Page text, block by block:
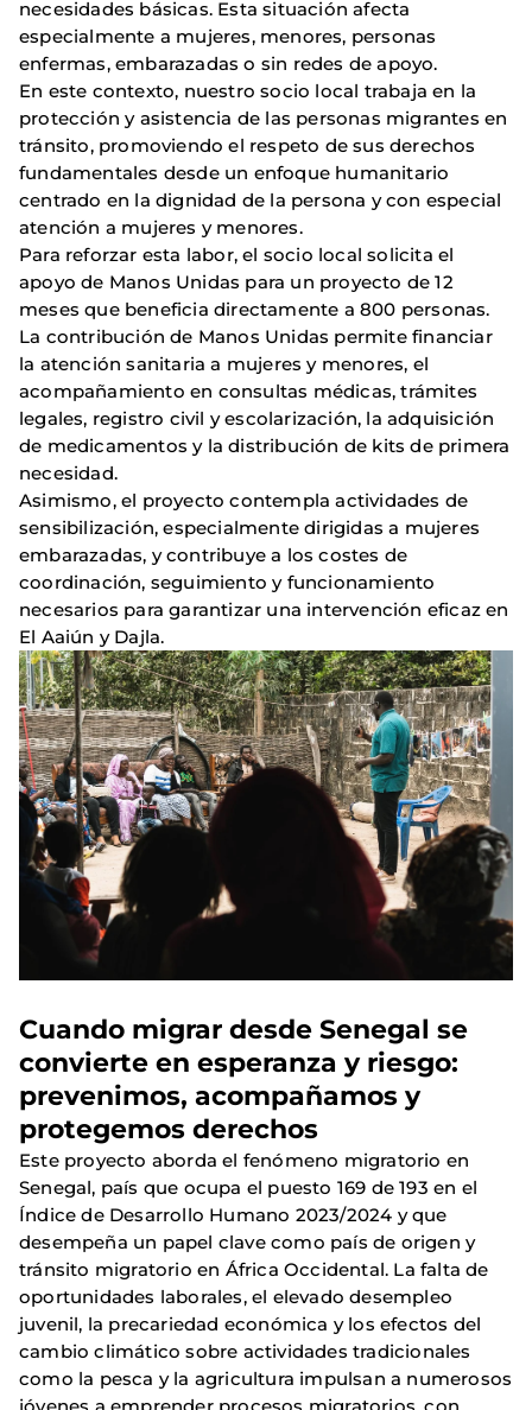
necesidades básicas. Esta situación afecta
especialmente a mujeres, menores, personas
enfermas, embarazadas o sin redes de apoyo.
En este contexto, nuestro socio local trabaja en la
protección y asistencia de las personas migrantes en
tránsito, promoviendo el respeto de sus derechos
fundamentales desde un enfoque humanitario
centrado en la dignidad de la persona y con especial
atención a mujeres y menores.
Para reforzar esta labor, el socio local solicita el
apoyo de Manos Unidas para un proyecto de 12
meses que beneficia directamente a 800 personas.
La contribución de Manos Unidas permite financiar
la atención sanitaria a mujeres y menores, el
acompañamiento en consultas médicas, trámites
legales, registro civil y escolarización, la adquisición
de medicamentos y la distribución de kits de primera
necesidad.
Asimismo, el proyecto contempla actividades de
sensibilización, especialmente dirigidas a mujeres
embarazadas, y contribuye a los costes de
coordinación, seguimiento y funcionamiento
necesarios para garantizar una intervención eficaz en
El Aaiún y Dajla.
Imagen
Cuando migrar desde Senegal se
convierte en esperanza y riesgo:
prevenimos, acompañamos y
protegemos derechos
Este proyecto aborda el fenómeno migratorio en
Senegal, país que ocupa el puesto 169 de 193 en el
Índice de Desarrollo Humano 2023/2024 y que
desempeña un papel clave como país de origen y
tránsito migratorio en África Occidental. La falta de
oportunidades laborales, el elevado desempleo
juvenil, la precariedad económica y los efectos del
cambio climático sobre actividades tradicionales
como la pesca y la agricultura impulsan a numerosos
jóvenes a emprender procesos migratorios, con